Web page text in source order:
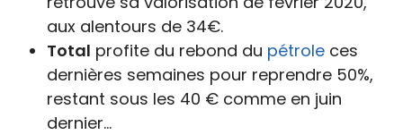
aux alentours de 34€.
Total profite du rebond du pétrole ces
dernières semaines pour reprendre 50%,
restant sous les 40 € comme en juin
dernier…